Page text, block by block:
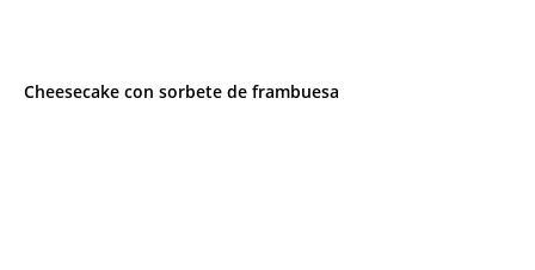
Cheesecake con sorbete de frambuesa